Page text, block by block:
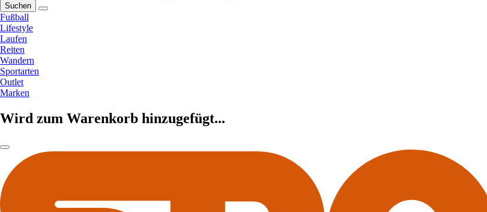
Suchen
Fußball
Lifestyle
Laufen
Reiten
Wandern
Sportarten
Outlet
Marken
Wird zum Warenkorb hinzugefügt...